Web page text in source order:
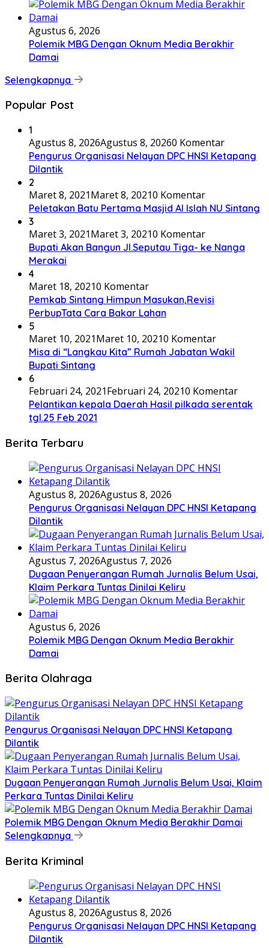
Agustus 6, 2026
Polemik MBG Dengan Oknum Media Berakhir
Damai
Selengkapnya
Popular Post
1
Agustus 8, 2026Agustus 8, 20260 Komentar
Pengurus Organisasi Nelayan DPC HNSI Ketapang
Dilantik
2
Maret 8, 2021Maret 8, 20210 Komentar
Peletakan Batu Pertama Masjid Al Islah NU Sintang
3
Maret 3, 2021Maret 3, 20210 Komentar
Bupati Akan Bangun Jl.Seputau Tiga- ke Nanga
Merakai
4
Maret 18, 20210 Komentar
Pemkab Sintang Himpun Masukan,Revisi
PerbupTata Cara Bakar Lahan
5
Maret 10, 2021Maret 10, 20210 Komentar
Misa di “Langkau Kita” Rumah Jabatan Wakil
Bupati Sintang
6
Februari 24, 2021Februari 24, 20210 Komentar
Pelantikan kepala Daerah Hasil pilkada serentak
tgl.25 Feb 2021
Berita Terbaru
Agustus 8, 2026Agustus 8, 2026
Pengurus Organisasi Nelayan DPC HNSI Ketapang
Dilantik
Agustus 7, 2026Agustus 7, 2026
Dugaan Penyerangan Rumah Jurnalis Belum Usai,
Klaim Perkara Tuntas Dinilai Keliru
Agustus 6, 2026
Polemik MBG Dengan Oknum Media Berakhir
Damai
Berita Olahraga
Pengurus Organisasi Nelayan DPC HNSI Ketapang
Dilantik
Dugaan Penyerangan Rumah Jurnalis Belum Usai, Klaim
Perkara Tuntas Dinilai Keliru
Polemik MBG Dengan Oknum Media Berakhir Damai
Selengkapnya
Berita Kriminal
Agustus 8, 2026Agustus 8, 2026
Pengurus Organisasi Nelayan DPC HNSI Ketapang
Dilantik